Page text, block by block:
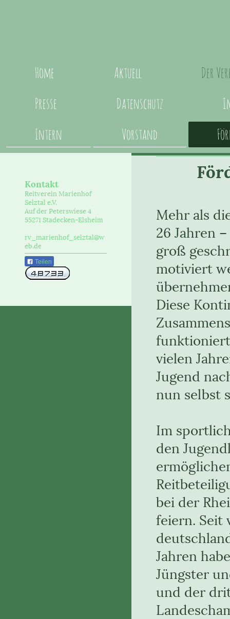
Home Aktuell
Der
Presse
Datenschutz
Intern
Vorstand
Mehr als
26 Jahren
groß
motiviert
Diese
vielen
Jugend
nun selbst
Im
den
bei der
feiern. Seit
Jahren
Jüngster
und der
Kontakt
Reitverein Marienhof
Selztal e.V.
Auf der Peterswiese 4
55271 Stadecken-Elsheim
rv_marienhof_selztal@w
eb.de
Teilen